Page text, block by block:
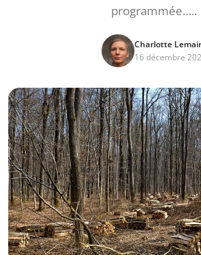
programmée…..
Charlotte
16 décembre